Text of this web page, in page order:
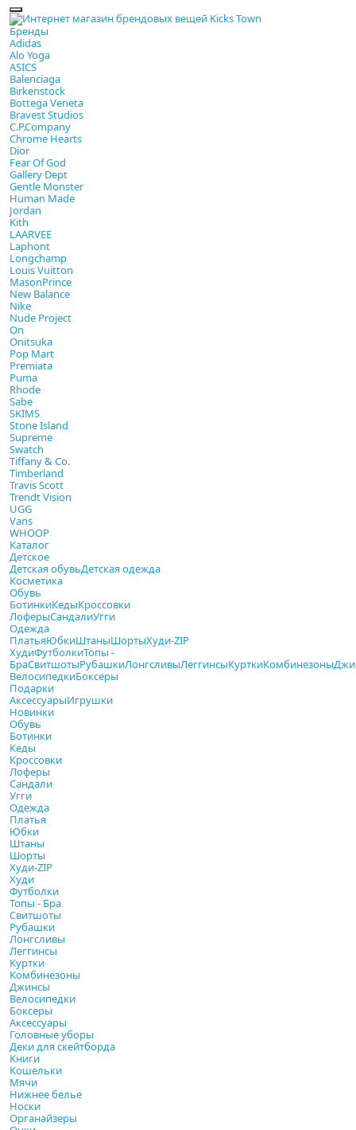
Бренды
Adidas
Alo Yoga
ASICS
Balenciaga
Birkenstock
Bottega Veneta
Bravest Studios
C.P.Company
Chrome Hearts
Dior
Fear Of God
Gallery Dept
Gentle Monster
Human Made
Jordan
Kith
LAARVEE
Laphont
Longchamp
Louis Vuitton
MasonPrince
New Balance
Nike
Nude Project
On
Onitsuka
Pop Mart
Premiata
Puma
Rhode
Sabe
SKIMS
Stone Island
Supreme
Swatch
Tiffany & Co.
Timberland
Travis Scott
Trendt Vision
UGG
Vans
WHOOP
Каталог
Детское
Детская обувьДетская одежда
Косметика
Обувь
БотинкиКедыКроссовки
ЛоферыСандалиУгги
Одежда
ПлатьяЮбкиШтаныШортыХуди-ZIP
ХудиФутболкиТопы -
БраСвитшотыРубашкиЛонгсливыЛеггинсыКурткиКомбинезоны
ВелосипедкиБоксеры
Подарки
АксессуарыИгрушки
Новинки
Обувь
Ботинки
Кеды
Кроссовки
Лоферы
Сандали
Угги
Одежда
Платья
Юбки
Штаны
Шорты
Худи-ZIP
Худи
Футболки
Топы - Бра
Свитшоты
Рубашки
Лонгсливы
Леггинсы
Куртки
Комбинезоны
Джинсы
Велосипедки
Боксеры
Аксессуары
Головные уборы
Деки для скейтборда
Книги
Кошельки
Мячи
Нижнее белье
Носки
Органайзеры